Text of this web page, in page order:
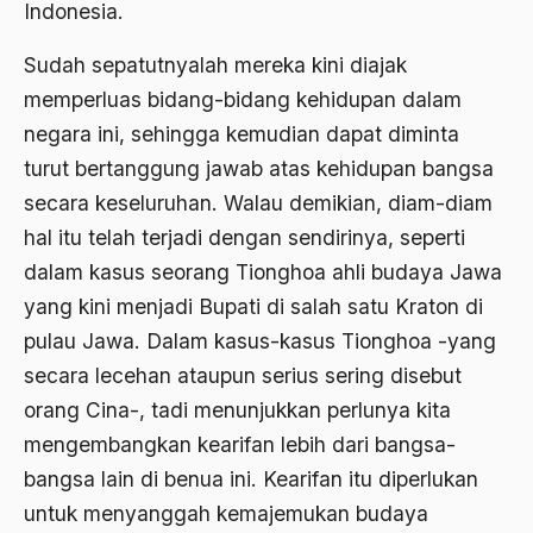
Indonesia.
Sudah sepatutnyalah mereka kini diajak
memperluas bidang-bidang kehidupan dalam
negara ini, sehingga kemudian dapat diminta
turut bertanggung jawab atas kehidupan bangsa
secara keseluruhan. Walau demikian, diam-diam
hal itu telah terjadi dengan sendirinya, seperti
dalam kasus seorang Tionghoa ahli budaya Jawa
yang kini menjadi Bupati di salah satu Kraton di
pulau Jawa. Dalam kasus-kasus Tionghoa -yang
secara lecehan ataupun serius sering disebut
orang Cina-, tadi menunjukkan perlunya kita
mengembangkan kearifan lebih dari bangsa-
bangsa lain di benua ini. Kearifan itu diperlukan
untuk menyanggah kemajemukan budaya
1977
1975
1974
1972
1971
Afiliasi Kultural
Afrika
Afrika utara
agama
Agama & Negara
Agama Asli
Agama Asli Indonesia
Agama dan Negara
Agama dan negaraa
Agama dan Pemerintah
Agama dan Politik
Agama dan Praktis